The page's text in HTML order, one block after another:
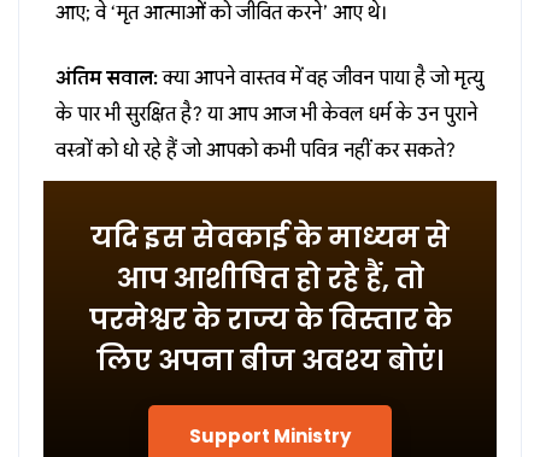
आए; वे ‘मृत आत्माओं को जीवित करने’ आए थे।
अंतिम सवाल:क्या आपने वास्तव में वह जीवन पाया है जो मृत्यु
के पार भी सुरक्षित है? या आप आज भी केवल धर्म के उन पुराने
वस्त्रों को धो रहे हैं जो आपको कभी पवित्र नहीं कर सकते?
यदि इस सेवकाई के माध्यम से
आप आशीषित हो रहे हैं, तो
परमेश्वर के राज्य के विस्तार के
लिए अपना बीज अवश्य बोएं।
Support Ministry